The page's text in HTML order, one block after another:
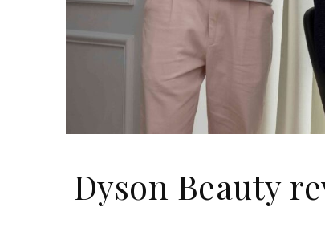
Dyson Beauty